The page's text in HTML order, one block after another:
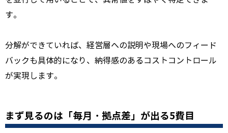
す。
分解ができていれば、経営層への説明や現場へのフィード
バックも具体的になり、納得感のあるコストコントロール
が実現します。
まず見るのは「毎月・拠点差」が出る5費目